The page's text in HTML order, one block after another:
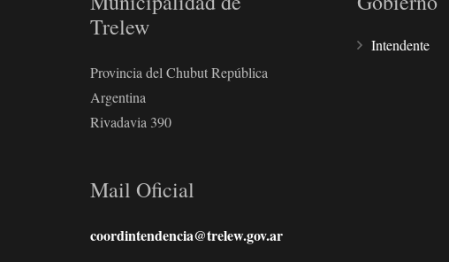
Trelew
Provincia del Chubut República
Argentina
Rivadavia 390
Mail Oficial
coordintendencia@trelew.gov.ar
Intendente